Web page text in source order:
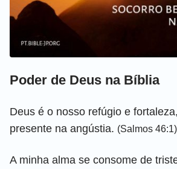
Poder de Deus na Bíblia
Deus é o nosso refúgio e
presente na angústia. (Salmos 46:1)
A minha alma se consome de